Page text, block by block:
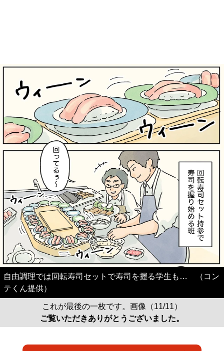
自由調理では回転寿司セットで寿司を握る学生も… （コン
テくん提供）
これが最後の一枚です。画像（11/11）
ご覧いただきありがとうございました。